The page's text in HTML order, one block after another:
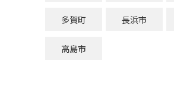
多賀町 長浜市
高島市